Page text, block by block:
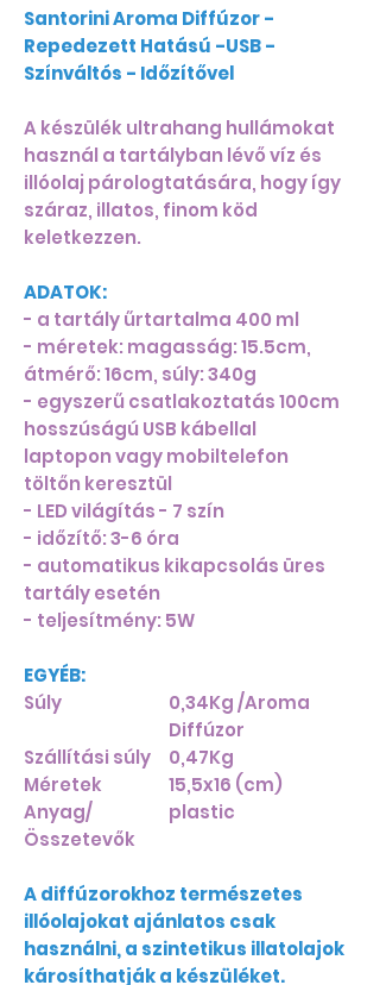
Santorini Aroma Diffúzor -
Repedezett Hatású -USB -
Színváltós - Időzítővel
A készülék ultrahang hullámokat
használ a tartályban lévő víz és
illóolaj párologtatására, hogy így
száraz, illatos, finom köd
keletkezzen.
ADATOK:
- a tartály űrtartalma 400 ml
- méretek: magasság: 15.5cm,
átmérő: 16cm, súly: 340g
- egyszerű csatlakoztatás 100cm
hosszúságú USB kábellal
laptopon vagy mobiltelefon
töltőn keresztül
- LED világítás - 7 szín
- időzítő: 3-6 óra
- automatikus kikapcsolás üres
tartály esetén
- teljesítmény: 5W
EGYÉB:
Súly
0,34Kg /Aroma
Diffúzor
Szállítási súly
0,47Kg
Méretek
15,5x16 (cm)
Anyag/
Összetevők
plastic
A diffúzorokhoz természetes
illóolajokat ajánlatos csak
használni, a szintetikus illatolajok
károsíthatják a készüléket.